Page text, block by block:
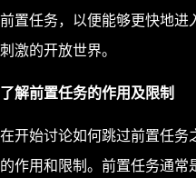
前置任务，以便能够更快地进
刺激的开放世界。
了解前置任务的作用及限制
在开始讨论如何跳过前置任务
的作用和限制。前置任务通